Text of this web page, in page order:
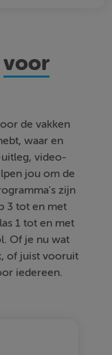
voor
de vakken
waar en
video-
jou om de
zijn
3 tot en met
1 tot en met
Of je nu wat
of juist vooruit
iedereen.